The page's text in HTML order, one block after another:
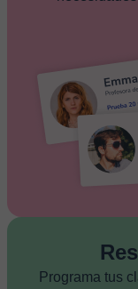
Programa tus